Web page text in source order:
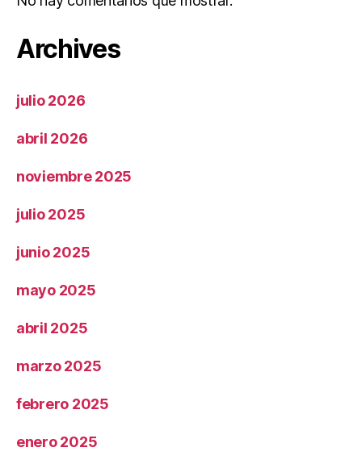
Archives
julio 2026
abril 2026
noviembre 2025
julio 2025
junio 2025
mayo 2025
abril 2025
marzo 2025
febrero 2025
enero 2025